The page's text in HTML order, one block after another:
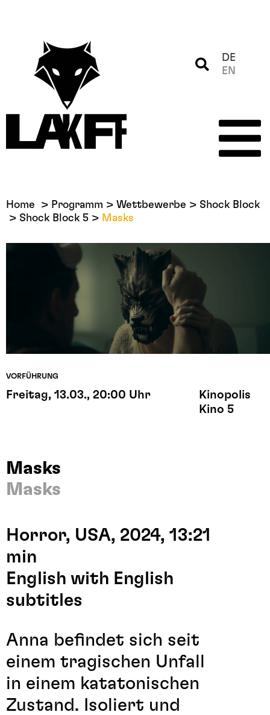
DE
EN
Home Programm Wettbewerbe
Shock Block
Shock Block 5
Masks
VORFÜHRUNG
Freitag, 13.03., 20:00 Uhr
Kinopolis
Kino 5
Masks
Masks
Horror, USA, 2024, 13:21
min
English with English
subtitles
Anna befindet sich seit
einem tragischen Unfall
in einem katatonischen
Zustand. Isoliert und